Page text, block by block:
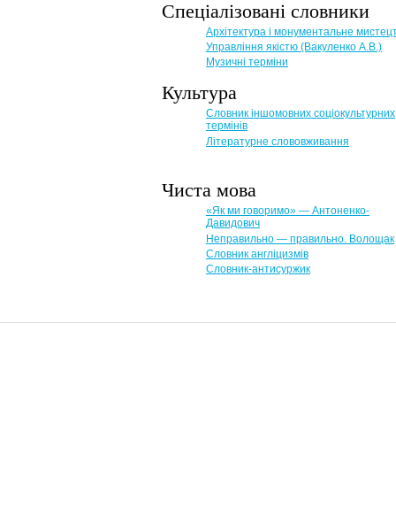
Спеціалізовані словники
Архітектура і монументальне
Управління якістю (Вакуленко А.В.)
Музичні терміни
Культура
Словник іншомовних соціокультурних
термінів
Літературне слововживання
Чиста мова
«Як ми говоримо» — Антоненко-
Давидович
Неправильно — правильно. Волощак
Словник англіцизмів
Словник-антисуржик